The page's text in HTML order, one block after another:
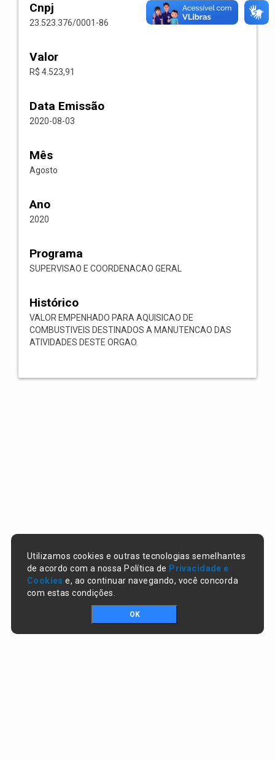
Cnpj
23.523.376/0001-86
Valor
R$ 4.523,91
Data Emissão
2020-08-03
Mês
Agosto
Ano
2020
Programa
SUPERVISAO E COORDENACAO GERAL
Histórico
VALOR EMPENHADO PARA AQUISICAO DE
COMBUSTIVEIS DESTINADOS A MANUTENCAO DAS
ATIVIDADES DESTE ORGAO.
Utilizamos cookies e outras tecnologias semelhantes
de acordo com a nossa Política de Privacidade e
Cookies e, ao continuar navegando, você concorda
com estas condições.
OK